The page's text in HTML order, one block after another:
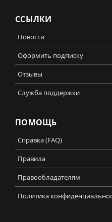
ССЫЛКИ
Новости
Оформить подписку
Отзывы
Служба поддержки
ПОМОЩЬ
Справка (FAQ)
Правила
Правообладателям
Политика